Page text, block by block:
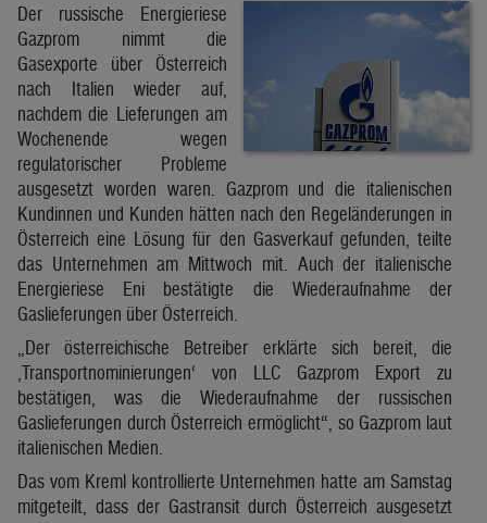
Der russische Energieriese
Gazprom nimmt die
Gasexporte über Österreich
nach Italien wieder auf,
nachdem die Lieferungen am
Wochenende wegen
regulatorischer Probleme
ausgesetzt worden waren. Gazprom und die italienischen
Kundinnen und Kunden hätten nach den Regeländerungen in
Österreich eine Lösung für den Gasverkauf gefunden, teilte
das Unternehmen am Mittwoch mit. Auch der italienische
Energieriese Eni bestätigte die Wiederaufnahme der
Gaslieferungen über Österreich.
„Der österreichische Betreiber erklärte sich bereit, die
‚Transportnominierungen‘ von LLC Gazprom Export zu
bestätigen, was die Wiederaufnahme der russischen
Gaslieferungen durch Österreich ermöglicht“, so Gazprom laut
italienischen Medien.
Das vom Kreml kontrollierte Unternehmen hatte am Samstag
mitgeteilt, dass der Gastransit durch Österreich ausgesetzt